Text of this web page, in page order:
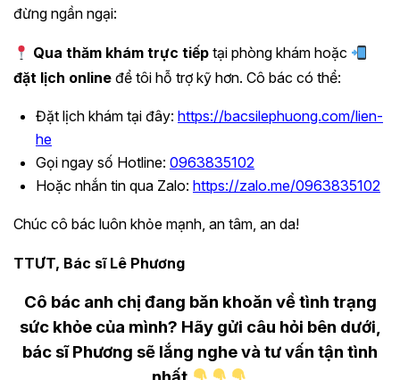
đừng ngần ngại:
Qua thăm khám trực tiếp tại phòng khám hoặc
đặt lịch online để tôi hỗ trợ kỹ hơn. Cô bác có thể:
Đặt lịch khám tại đây: https://bacsilephuong.com/lien-
he
Gọi ngay số Hotline: 0963835102
Hoặc nhắn tin qua Zalo: https://zalo.me/0963835102
Chúc cô bác luôn khỏe mạnh, an tâm, an da!
TTƯT, Bác sĩ Lê Phương
Cô bác anh chị đang băn khoăn về tình trạng
sức khỏe của mình? Hãy gửi câu hỏi bên dưới,
bác sĩ Phương sẽ lắng nghe và tư vấn tận tình